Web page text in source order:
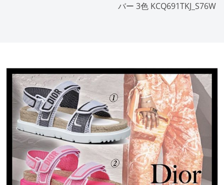
バー 3色 KCQ691TKJ_S76W